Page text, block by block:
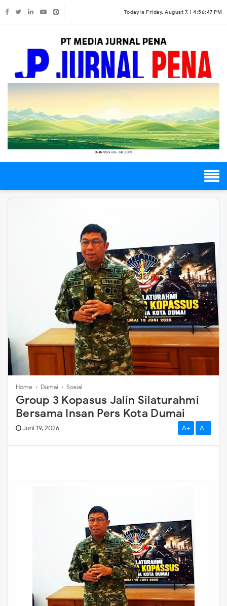
Today is Friday, August 7. | 4:56:47 PM
Home › Dumai › Sosial
Group 3 Kopasus Jalin Silaturahmi
Bersama Insan Pers Kota Dumai
Juni 19, 2026 A+ A-